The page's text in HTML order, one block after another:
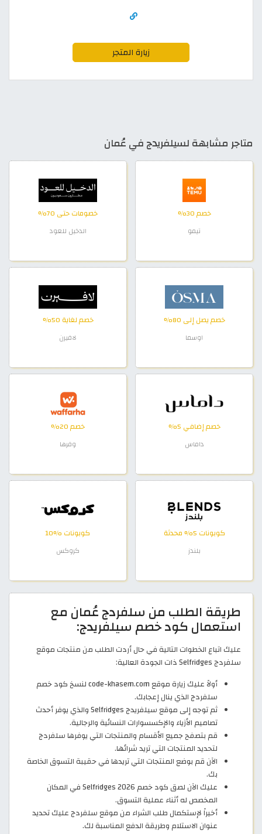
زيارة المتجر
متاجر مشابهة لسيلفريدج في عُمان
خصم 30%
تيمو
خصومات حتى 70%
الدخيل للعود
خصم يصل إلى 80%
اوسما
خصم لغاية 50%
لافيرن
خصم إضافي 5%
داماس
خصم 20%
وفرها
كوبونات 5% محدثة
بلندز
كوبونات %10
كروكس
طريقة الطلب من سلفردج عُمان مع
استعمال كود خصم سيلفريدج:
عليك اتباع الخطوات التالية في حال أردت الطلب من منتجات موقع
سلفردج Selfridges ذات الجودة العالية:
أولاً عليك زيارة موقع code-khasem.com لنسخ كود خصم
سلفردج الذي ينال إعجابك.
ثم توجه إلى موقع سيلفريدج Selfridges والذي يوفر أحدث
تصاميم الأزياء والإكسسوارات النسائية والرجالية.
قم بتصفح جميع الأقسام والمنتجات التي يوفرها سلفردج
لتحديد المنتجات التي تريد شرائها.
الآن قم بوضع المنتجات التي تريدها في حقيبة التسوق الخاصة
بك.
عليك الآن لصق كود خصم Selfridges 2026 في المكان
المخصص له أثناء عملية التسوق.
أخيراً لإستكمال طلب الشراء من موقع سلفردج عليك تحديد
عنوان الاستلام وطريقة الدفع المناسبة لك.